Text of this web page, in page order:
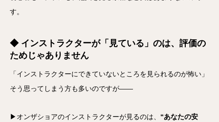
す。
◆ インストラクターが「見ている」のは、評価の
ためじゃありません
「インストラクターにできていないところを見られるのが怖い」
そう思ってしまう方も多いのですが――
▶オンザショアのインストラクターが見るのは、 “あなたの安